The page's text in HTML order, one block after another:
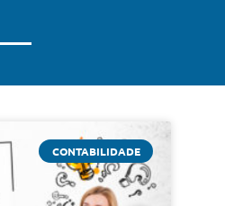
CONTABILIDADE